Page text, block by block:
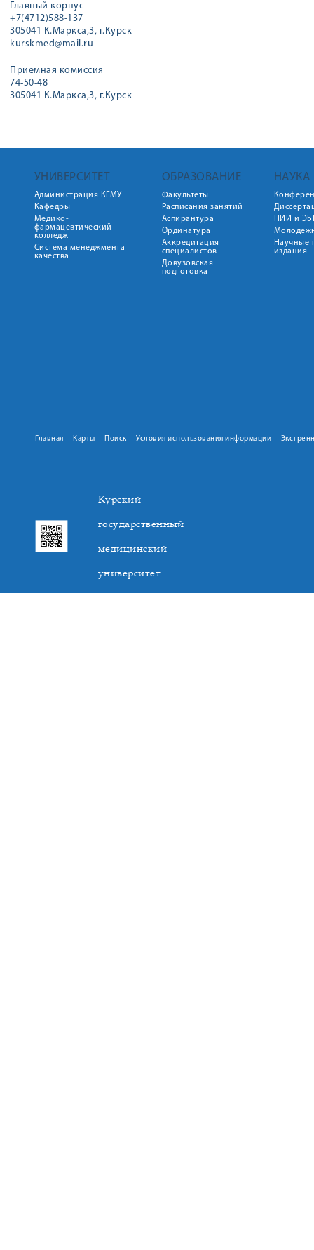
Главный корпус
+7(4712)588-137
305041 К.Маркса,3, г.Курск
kurskmed@mail.ru
Приемная комиссия
74-50-48
305041 К.Маркса,3, г.Курск
УНИВЕРСИТЕТ
Администрация КГМУ
Кафедры
Медико-
фармацевтический
колледж
Система менеджмента
качества
ОБРАЗОВАНИЕ
Факультеты
Расписания занятий
Аспирантура
Ординатура
Аккредитация
специалистов
Довузовская
подготовка
НАУКА
НИИ и
Научные
издания
Главная Карты Поиск Условия использования информации
Курский
государственный
медицинский
университет